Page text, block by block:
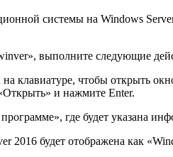
системы на Windows
выполните следующие
клавиатуре, чтобы открыть
и нажмите Enter.
где будет указана
2016 будет отображена как